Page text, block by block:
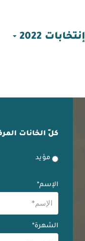
إنتخابات 2022
كلّ الخانات
مؤيد
الإسم*
الشهرة*